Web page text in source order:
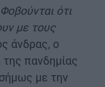
ότι
με τους
άνδρας, ο
πανδημίας
με την